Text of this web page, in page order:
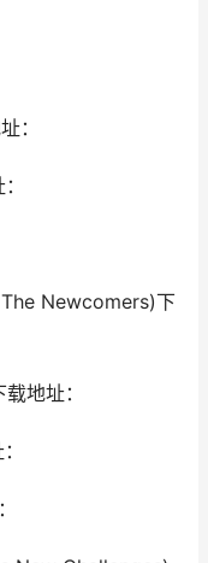
：
Newcomers)下
地址：